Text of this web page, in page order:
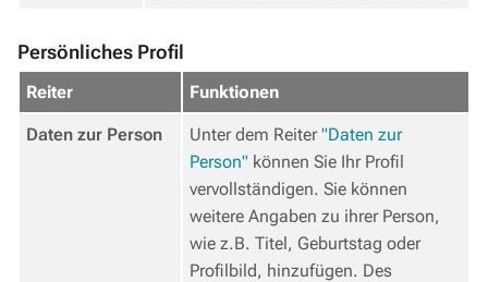
Persönliches Profil
Reiter Funktionen
Daten zur Person Unter dem Reiter"Daten zur
Person" können Sie Ihr Profil
vervollständigen. Sie können
weitere Angaben zu ihrer Person,
wie z.B. Titel, Geburtstag oder
Profilbild, hinzufügen. Des